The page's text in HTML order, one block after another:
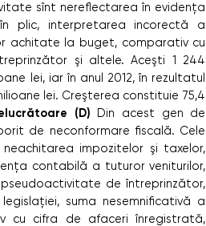
sînt nereﬂectarea în evidenţa
plic, interpretarea incorectă a
achitate la buget, comparativ cu
şi altele. Aceşti 1 244
lei, iar în anul 2012, în rezultatul
lei. Creşterea constituie 75,4
(D) Din acest gen de
de neconformare ﬁscală. Cele
impozitelor şi taxelor,
contabilă a tuturor veniturilor,
de întreprinzător,
suma nesemniﬁcativă a
cu cifra de afaceri înregistrată,